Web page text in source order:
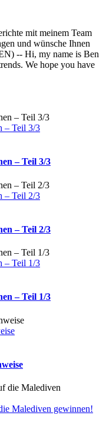
mit meinem Team
und wünsche Ihnen
my name is Ben
We hope you have
– Teil 3/3
– Teil 3/3
– Teil 2/3
– Teil 2/3
– Teil 1/3
– Teil 1/3
Malediven gewinnen!